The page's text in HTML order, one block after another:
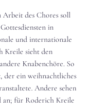
des Chores soll
in
und internationale
Kreile sieht den
Knabenchöre. So
der ein weihnachtliches
Andere sehen
an; für Roderich Kreile